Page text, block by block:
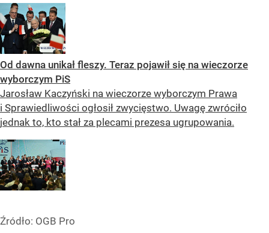
Od dawna unikał fleszy. Teraz pojawił się na wieczorze
wyborczym PiS
Jarosław Kaczyński na wieczorze wyborczym Prawa
i Sprawiedliwości ogłosił zwycięstwo. Uwagę zwróciło
jednak to, kto stał za plecami prezesa ugrupowania.
Źródło: OGB Pro